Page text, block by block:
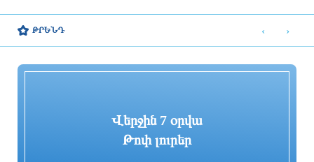
հնարավոր է կարկուտ
ամենամեծը մի քանի տասնամյակի
ընթացքում
ԹՐԵՆԴ
Վերջին 7 օրվա
Թոփ լուրեր
‹ ›